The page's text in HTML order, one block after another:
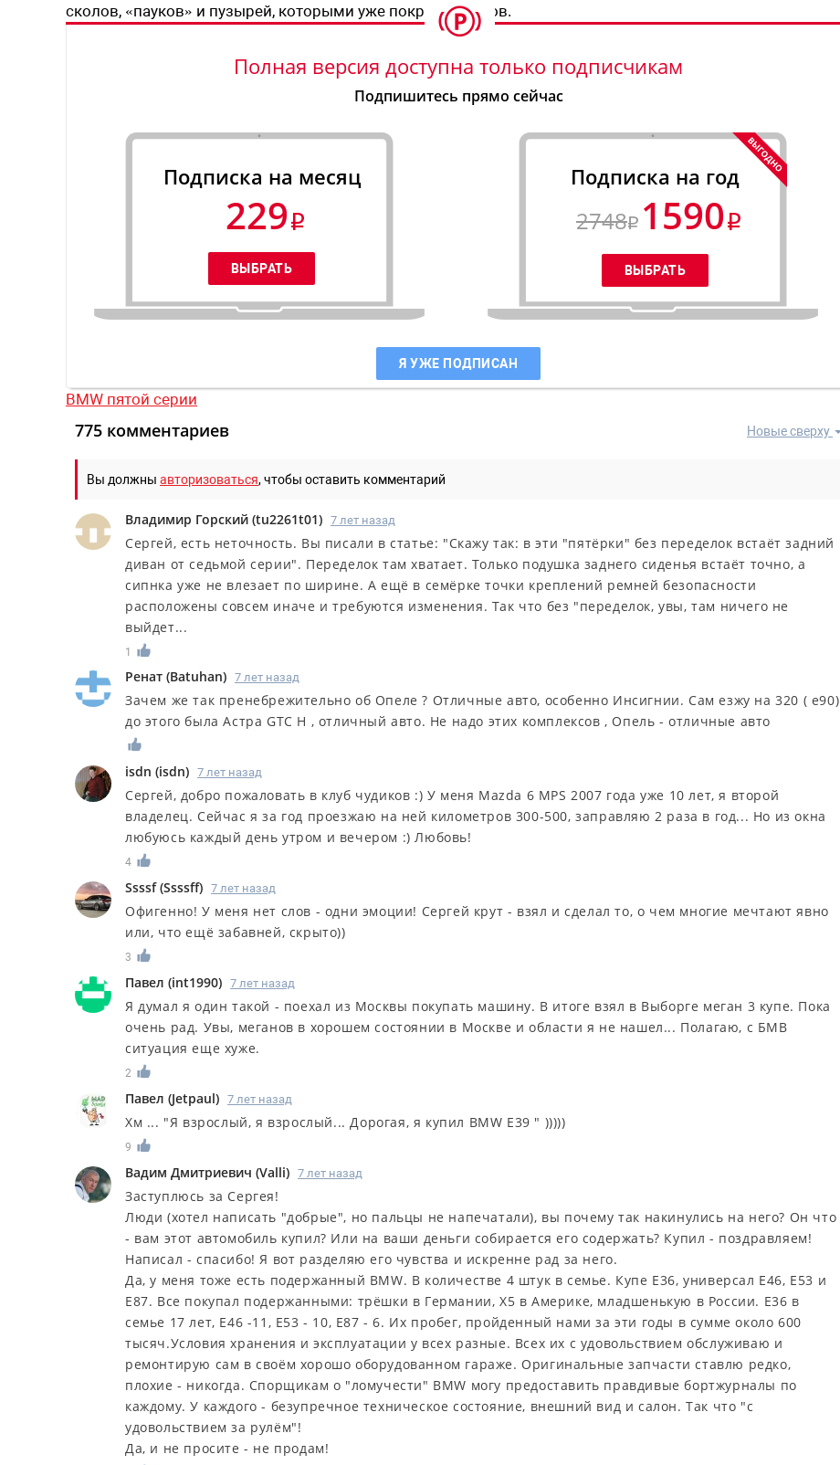
сколов, «пауков» и пузырей, которыми уже покрылся кузов.
Полная версия доступна только подписчикам
Подпишитесь прямо сейчас
Подписка на месяц
229
Подписка на год
2748 1590
Я УЖЕ ПОДПИСАН
BMW пятой серии
Новые сверху
775 комментариев
Вы должны авторизоваться, чтобы оставить комментарий
Владимир Горский (tu2261t01) 7 лет назад
Сергей, есть неточность. Вы писали в статье: "Скажу так: в эти "пятёрки" без переделок встаёт задний
диван от седьмой серии". Переделок там хватает. Только подушка заднего сиденья встаёт точно, а
сипнка уже не влезает по ширине. А ещё в семёрке точки креплений ремней безопасности
расположены совсем иначе и требуются изменения. Так что без "переделок, увы, там ничего не
выйдет...
1
Ренат (Batuhan) 7 лет назад
Зачем же так пренебрежительно об Опеле ? Отличные авто, особенно Инсигнии. Сам езжу на 320 ( e90)
до этого была Астра GTC H , отличный авто. Не надо этих комплексов , Опель - отличные авто
isdn (isdn) 7 лет назад
Сергей, добро пожаловать в клуб чудиков :) У меня Mazda 6 MPS 2007 года уже 10 лет, я второй
владелец. Сейчас я за год проезжаю на ней километров 300-500, заправляю 2 раза в год... Но из окна
любуюсь каждый день утром и вечером :) Любовь!
4
Ssssf(Ssssff) 7 лет назад
Офигенно! У меня нет слов - одни эмоции! Сергей крут - взял и сделал то, о чем многие мечтают явно
или, что ещё забавней, скрыто))
3
Павел (int1990) 7 лет назад
Я думал я один такой - поехал из Москвы покупать машину. В итоге взял в Выборге меган 3 купе. Пока
очень рад. Увы, меганов в хорошем состоянии в Москве и области я не нашел... Полагаю, с БМВ
ситуация еще хуже.
2
Павел (Jetpaul) 7 лет назад
Хм ... "Я взрослый, я взрослый... Дорогая, я купил BMW E39 " )))))
9
Вадим Дмитриевич (Valli) 7 лет назад
Заступлюсь за Сергея!
Люди (хотел написать "добрые", но пальцы не напечатали), вы почему так накинулись на него? Он что
- вам этот автомобиль купил? Или на ваши деньги собирается его содержать? Купил - поздравляем!
Написал - спасибо! Я вот разделяю его чувства и искренне рад за него.
Да, у меня тоже есть подержанный BMW. В количестве 4 штук в семье. Купе Е36, универсал Е46, Е53 и
Е87. Все покупал подержанными: трёшки в Германии, Х5 в Америке, младшенькую в России. Е36 в
семье 17 лет, Е46 -11, Е53 - 10, Е87 - 6. Их пробег, пройденный нами за эти годы в сумме около 600
тысяч.Условия хранения и эксплуатации у всех разные. Всех их с удовольствием обслуживаю и
ремонтирую сам в своём хорошо оборудованном гараже. Оригинальные запчасти ставлю редко,
плохие - никогда. Спорщикам о "ломучести" BMW могу предоставить правдивые бортжурналы по
каждому. У каждого - безупречное техническое состояние, внешний вид и салон. Так что "с
удовольствием за рулём"!
Да, и не просите - не продам!